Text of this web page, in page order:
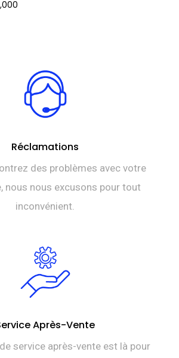
Réclamations
des problèmes avec votre
nous nous excusons pour tout
inconvénient.
Après-Vente
service après-vente est là pour